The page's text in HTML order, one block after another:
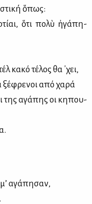
ὅπως:
ὅτι πολὺ ἠγά­πη­
κα­κό τέ­λος θα ᾽χει,
ξέ­φρε­νοι από χα­ρά
της αγά­πης οι κη­που­
αγά­πη­σαν,